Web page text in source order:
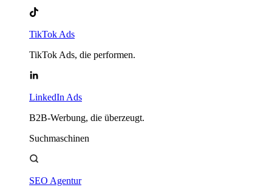
TikTok Ads
TikTok Ads, die performen.
LinkedIn Ads
B2B-Werbung, die überzeugt.
Suchmaschinen
SEO Agentur